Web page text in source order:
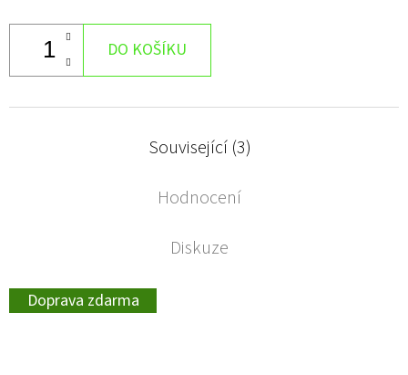
DO KOŠÍKU
Související (3)
Hodnocení
Diskuze
Doprava zdarma